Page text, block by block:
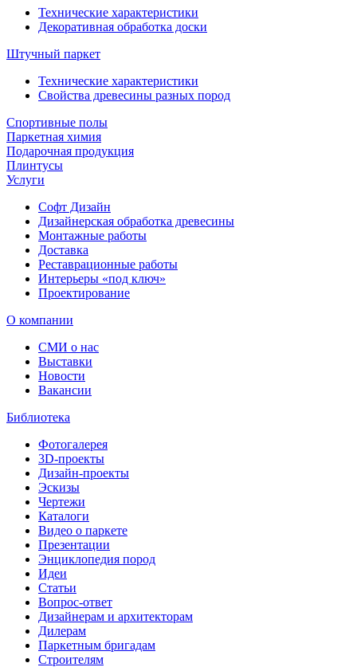
Технические характеристики
Декоративная обработка доски
Штучный паркет
Технические характеристики
Свойства древесины разных пород
Спортивные полы
Паркетная химия
Подарочная продукция
Плинтусы
Услуги
Софт Дизайн
Дизайнерская обработка древесины
Монтажные работы
Доставка
Реставрационные работы
Интерьеры «под ключ»
Проектирование
О компании
СМИ о нас
Выставки
Новости
Вакансии
Библиотека
Фотогалерея
3D-проекты
Дизайн-проекты
Эскизы
Чертежи
Каталоги
Видео о паркете
Презентации
Энциклопедия пород
Идеи
Статьи
Вопрос-ответ
Дизайнерам и архитекторам
Дилерам
Паркетным бригадам
Строителям